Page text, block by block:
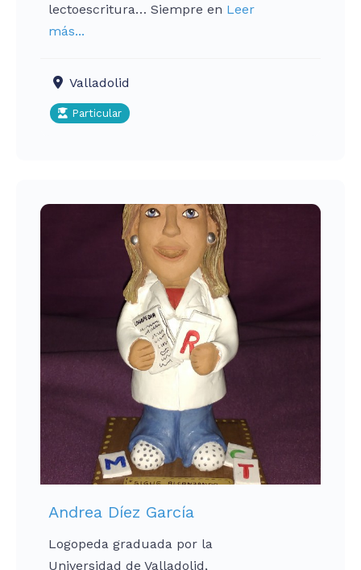
lectoescritura… Siempre en Leer
más...
Valladolid
Particular
Andrea Díez García
Logopeda graduada por la
Universidad de Valladolid,